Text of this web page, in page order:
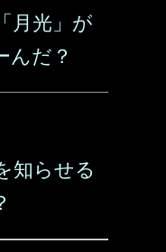
月光」が
んだ？
知らせる